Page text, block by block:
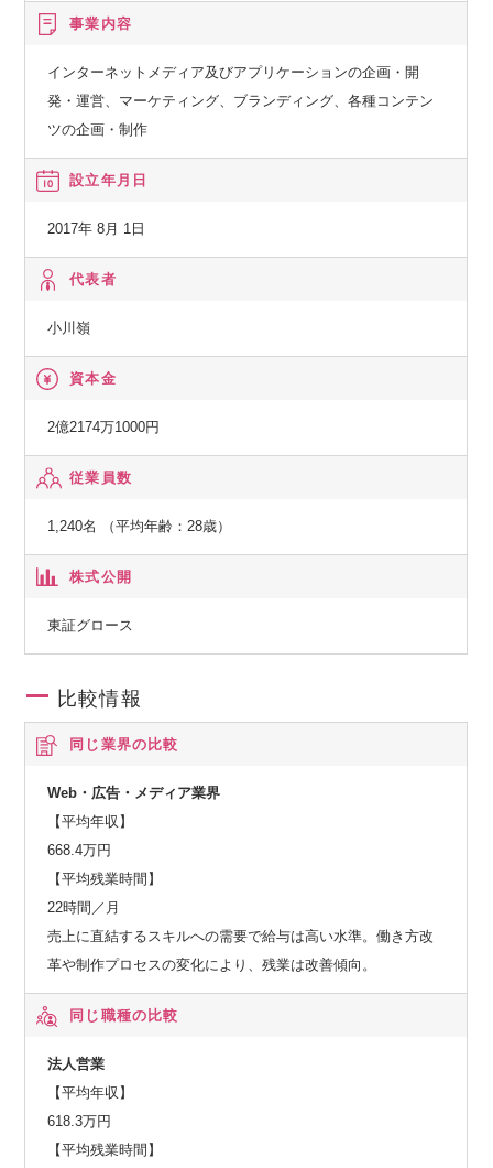
事業内容
インターネットメディア及びアプリケーションの企画・開
発・運営、マーケティング、ブランディング、各種コンテン
ツの企画・制作
設立年月日
2017年 8月 1日
代表者
小川嶺
資本金
2億2174万1000円
従業員数
1,240名 （平均年齢：28歳）
株式公開
東証グロース
比較情報
同じ業界の比較
Web・広告・メディア業界
【平均年収】
668.4万円
【平均残業時間】
22時間／月
売上に直結するスキルへの需要で給与は高い水準。働き方改
革や制作プロセスの変化により、残業は改善傾向。
同じ職種の比較
法人営業
【平均年収】
618.3万円
【平均残業時間】